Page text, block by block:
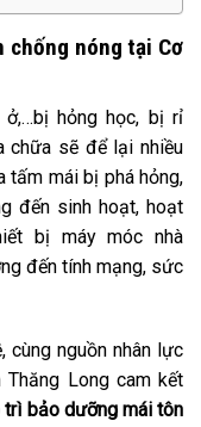
chống nóng tại Cơ
ở,…bị hỏng học, bị rỉ
chữa sẽ để lại nhiều
tấm mái bị phá hỏng,
đến sinh hoạt, hoạt
bị máy móc nhà
đến tính mạng, sức
cùng nguồn nhân lực
Thăng Long cam kết
trì bảo dưỡng mái tôn